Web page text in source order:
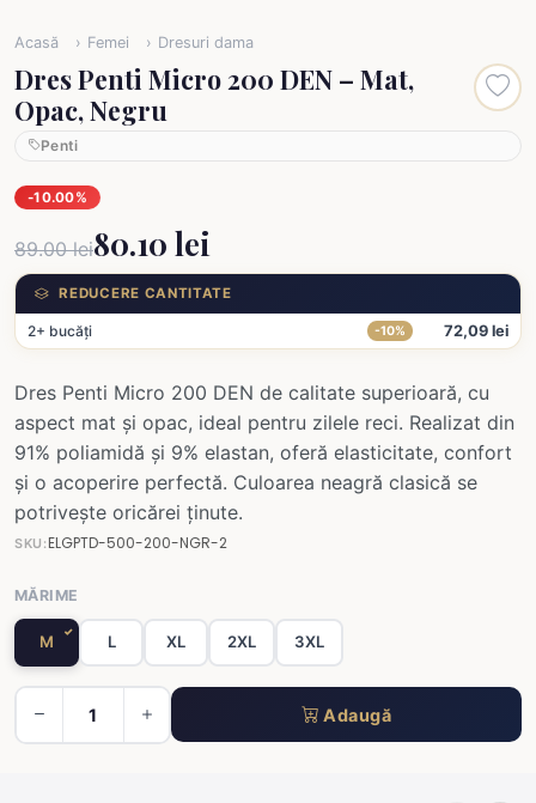
Acasă Femei Dresuri dama
Dres Penti Micro 200 DEN – Mat,
Opac, Negru
Penti
-10.00%
89.00 lei80.10 lei
REDUCERE CANTITATE
2+ bucăți -10% 72,09 lei
Dres Penti Micro 200 DEN de calitate superioară, cu
aspect mat și opac, ideal pentru zilele reci. Realizat din
91% poliamidă și 9% elastan, oferă elasticitate, confort
și o acoperire perfectă. Culoarea neagră clasică se
potrivește oricărei ținute.
SKU:ELGPTD-500-200-NGR-2
MĂRIME
M L XL 2XL 3XL
Adaugă